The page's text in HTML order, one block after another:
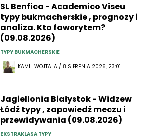
SL Benfica - Academico Viseu
typy bukmacherskie , prognozy i
analiza. Kto faworytem?
(09.08.2026)
TYPY BUKMACHERSKIE
KAMIL WOJTALA / 8 SIERPNIA 2026, 23:01
Jagiellonia Białystok - Widzew
Łódź typy , zapowiedź meczu i
przewidywania (09.08.2026)
EKSTRAKLASA TYPY